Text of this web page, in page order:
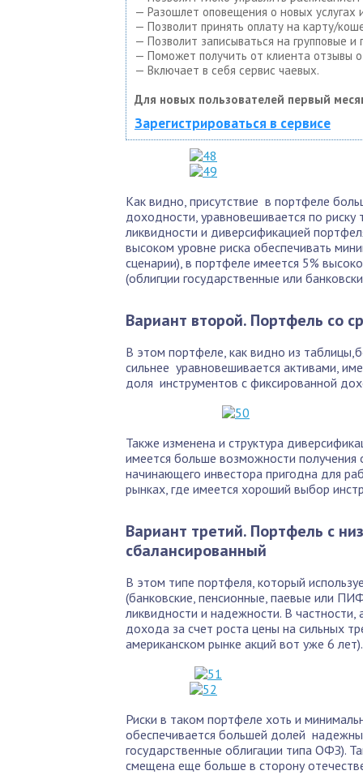
— Разошлет оповещения о новых услугах
— Позволит принять оплату на карту/
— Позволит записываться на групповые
— Поможет получить от клиента отзывы
— Включает в себя сервис чаевых.
Для новых пользователей первый
Зарегистрироваться в сервисе
Как видно, присутствие в портфеле
доходности, уравновешивается по
ликвидности и диверсификацией
высоком уровне риска обеспечивать
сценарии), в портфеле имеется 5%
(облигции государственные или
Вариант второй. Портфель со
В этом портфеле, как видно из
сильнее уравновешивается активами,
доля инструментов с фиксированной
Также изменена и структура
имеется больше возможности
начинающего инвестора пригодна для
рынках, где имеется хороший выбор
Вариант третий. Портфель с
сбалансированный
В этом типе портфеля, который
(банковские, пенсионные, паевые или
ликвидности и надежности. В
дохода за счет роста цены на сильных
американском рынке акций вот уже 6 лет).
Риски в таком портфеле хоть и
обеспечивается большей долей
государственные облигации типа ОФЗ).
смещена еще больше в сторону